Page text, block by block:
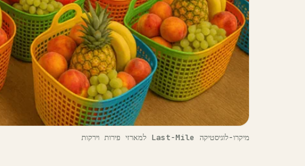
‫מיקרו-לוגיסטיקה Last-Mile למארזי פירות וירקות‬